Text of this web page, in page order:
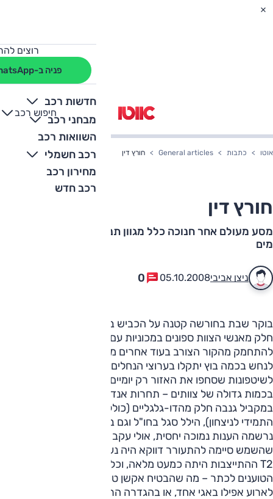
רוצים
פניה ב-WhatsApp
חדשות רכב
מבחני רכב
השוואות רכב
רכב חשמלי
מחירון רכב
רכב חדש
חיפוש רכב
+
-
אוטו כתבות General articles חורץ דין
חורץ דין
מסע מעולם אחר חנוכה כלל מגוון תנאי שטח, ושפע חריצי
מים
ניצן אביבי05.10.2008
0
בוקר שבת בחורשה קטנה על הכביש בין צומת טללים לשבטה,
חלק מאנשי הצוות ספונים במכוניות עם חימום עובד כדי לנסות
להתחמק מהקור הצורב בעוד אחרים מביטים במפות, מנסים
לנחש בכמה בוץ יתקלו בערוצי הנחלים אותם יחצו, זכר
לשיטפונות שסחפו את האזור רק יומיים קודם. לא מדובר אומנם
בכמות גדולה של צוותים – תחרות אנדורו לאופנועים שנערכה
במקביל גנבה חלק מהדו-גלגליים (כולל ערן וולנברג, המועמד
התמידי לניצחון), הילל סגל בחו"ל וגם בקטגורית המשפחות
נרשמה הענות נמוכה יחסית, אולי עקב מזג האוויר (שאחרי
שהשמש סיימה להתעורר דווקא היה נעים ובהיר). אבל בקטגורית
T2 ההתייצבות היתה כמעט מלאה, וכללה את כמעט את כל
הטוענים לכתר – מה שהבטיח אקשן טוב. מהצד השני לא זינק